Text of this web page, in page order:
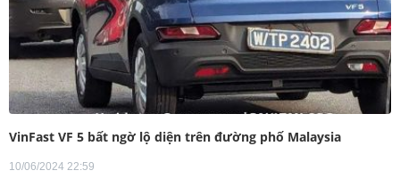
VinFast VF 5 bất ngờ lộ diện trên đường phố Malaysia
10/06/2024 22:59